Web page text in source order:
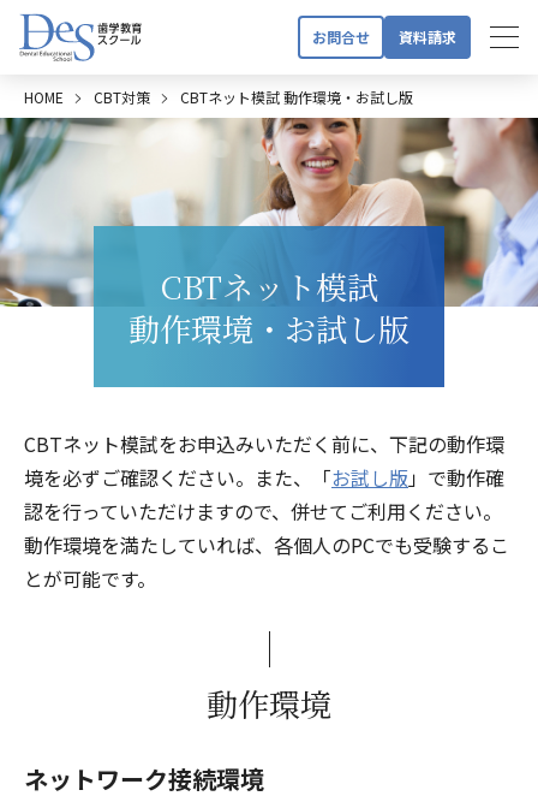
お問合せ 資料請求
HOME CBT対策 CBTネット模試 動作環境・お試し版
CBTネット模試
動作環境・お試し版
CBTネット模試をお申込みいただく前に、下記の動作環
境を必ずご確認ください。また、「お試し版」で動作確
認を行っていただけますので、併せてご利用ください。
動作環境を満たしていれば、各個人のPCでも受験するこ
とが可能です。
動作環境
ネットワーク接続環境